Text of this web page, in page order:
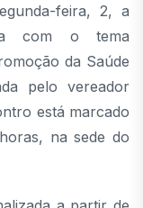
feira, 2, a
com o tema
da Saúde
pelo vereador
está marcado
na sede do